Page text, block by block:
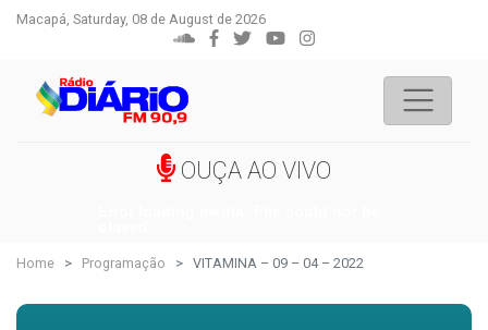
Macapá, Saturday, 08 de August de 2026
OUÇA AO VIVO
Home Programação VITAMINA – 09 – 04 – 2022